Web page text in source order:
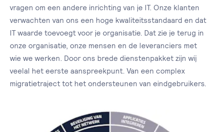
vragen om een andere inrichting van je IT. Onze klanten
verwachten van ons een hoge kwaliteitsstandaard en dat
IT waarde toevoegt voor je organisatie. Dat zie je terug in
onze organisatie, onze mensen en de leveranciers met
wie we werken. Door ons brede dienstenpakket zijn wij
veelal het eerste aanspreekpunt. Van een complex
migratietraject tot het ondersteunen van eindgebruikers.